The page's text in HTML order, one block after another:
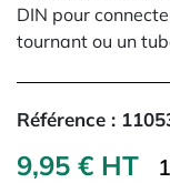
DIN pour
tournant ou un
Référence :
9,95 € HT